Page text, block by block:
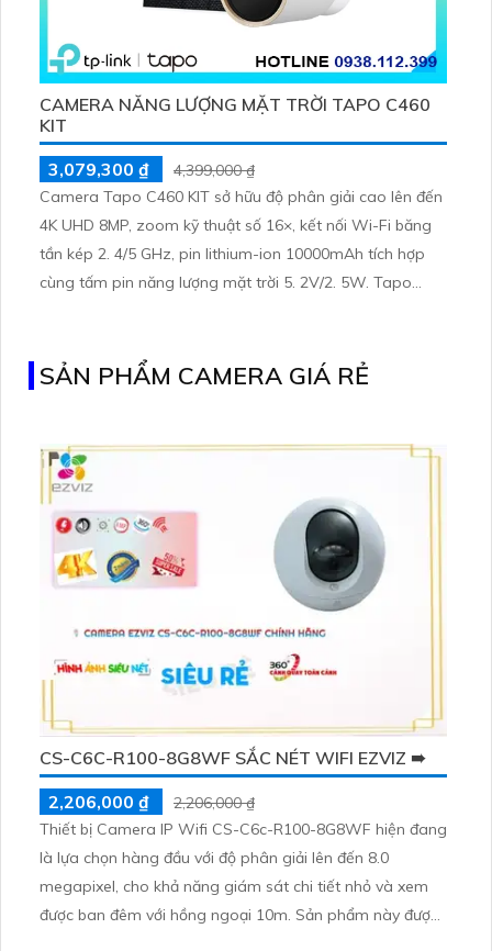
CAMERA NĂNG LƯỢNG MẶT TRỜI TAPO C460
KIT
3,079,300 ₫
4,399,000 ₫
Camera Tapo C460 KIT sở hữu độ phân giải cao lên đến
4K UHD 8MP, zoom kỹ thuật số 16×, kết nối Wi-Fi băng
tần kép 2. 4/5 GHz, pin lithium-ion 10000mAh tích hợp
cùng tấm pin năng lượng mặt trời 5. 2V/2. 5W. Tapo
SẢN PHẨM CAMERA GIÁ RẺ
CS-C6C-R100-8G8WF SẮC NÉT WIFI EZVIZ ➠
2,206,000 ₫
2,206,000 ₫
Thiết bị Camera IP Wifi CS-C6c-R100-8G8WF hiện đang
là lựa chọn hàng đầu với độ phân giải lên đến 8.0
megapixel, cho khả năng giám sát chi tiết nhỏ và xem
được ban đêm với hồng ngoại 10m. Sản phẩm này được